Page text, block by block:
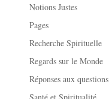
Notions Justes
Pages
Recherche Spirituelle
Regards sur le Monde
Réponses aux questions